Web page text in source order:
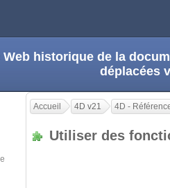
historique de la
déplacées
Accueil 4D v21 4D -
Utiliser des